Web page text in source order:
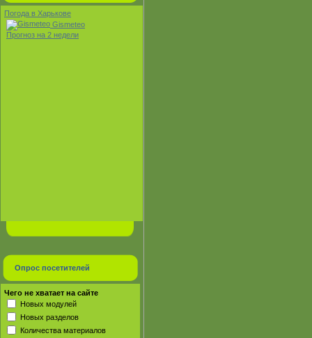
Погода в Харькове
Gismeteo
Прогноз на 2 недели
Опрос посетителей
Чего не хватает на сайте
Новых модулей
Новых разделов
Количества материалов